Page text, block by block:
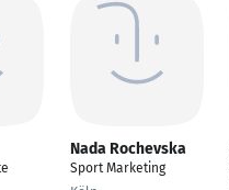
Nada Rochevska
Sport Marketing